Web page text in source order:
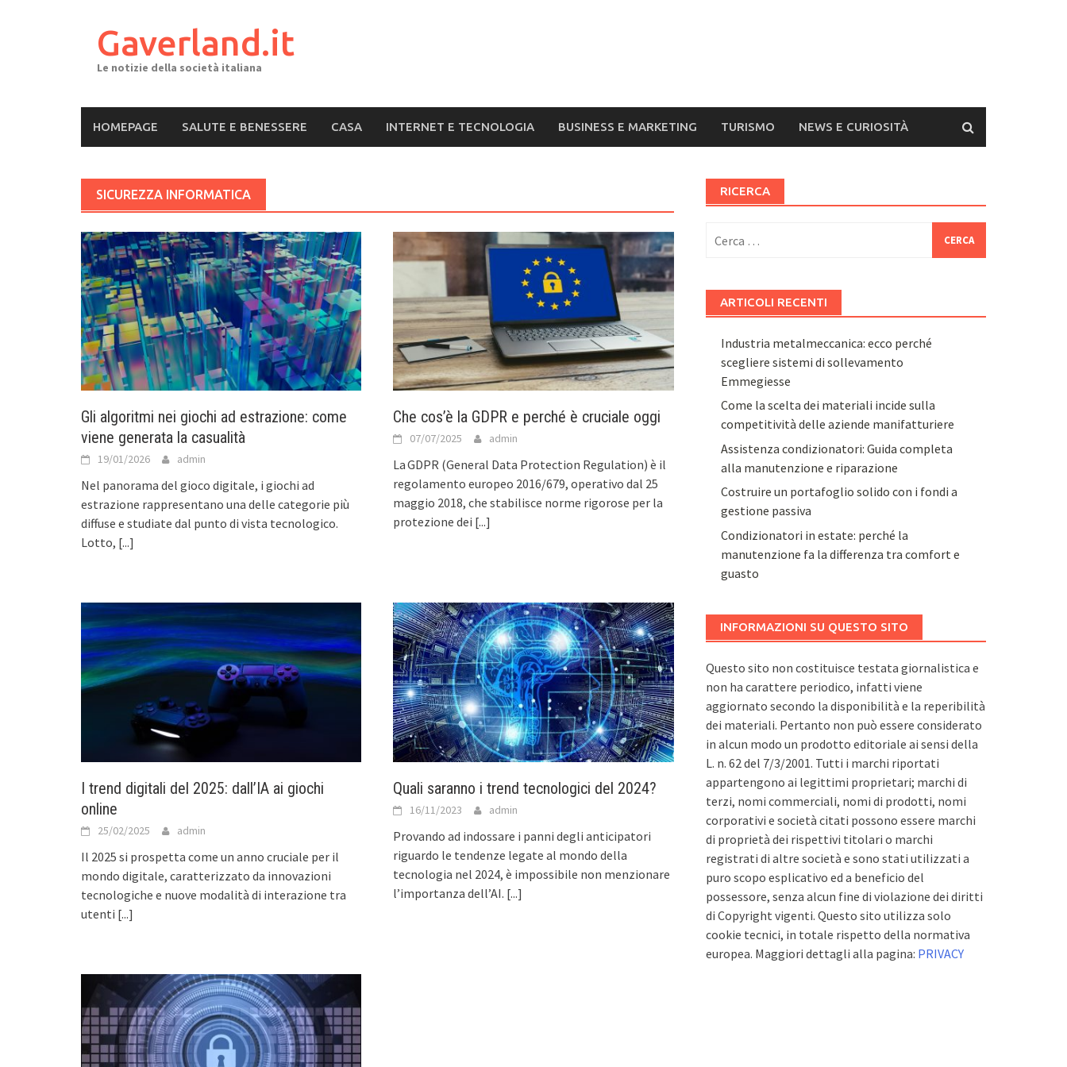
Gaverland.it
Le notizie della società italiana
HOMEPAGE SALUTE E BENESSERE CASA INTERNET E TECNOLOGIA BUSINESS E MARKETING TURISMO NEWS E CURIOSITÀ
SICUREZZA INFORMATICA
Gli algoritmi nei giochi ad estrazione: come
viene generata la casualità
19/01/2026 admin
Nel panorama del gioco digitale, i giochi ad
estrazione rappresentano una delle categorie più
diffuse e studiate dal punto di vista tecnologico.
Lotto, [...]
Che cos’è la GDPR e perché è cruciale oggi
07/07/2025 admin
La GDPR (General Data Protection Regulation) è il
regolamento europeo 2016/679, operativo dal 25
maggio 2018, che stabilisce norme rigorose per la
protezione dei [...]
I trend digitali del 2025: dall’IA ai giochi
online
25/02/2025 admin
Il 2025 si prospetta come un anno cruciale per il
mondo digitale, caratterizzato da innovazioni
tecnologiche e nuove modalità di interazione tra
utenti [...]
Quali saranno i trend tecnologici del 2024?
16/11/2023 admin
Provando ad indossare i panni degli anticipatori
riguardo le tendenze legate al mondo della
tecnologia nel 2024, è impossibile non menzionare
l’importanza dell’AI. [...]
RICERCA
per:
ARTICOLI RECENTI
Industria metalmeccanica: ecco perché
scegliere sistemi di sollevamento
Emmegiesse
Come la scelta dei materiali incide sulla
competitività delle aziende manifatturiere
Assistenza condizionatori: Guida completa
alla manutenzione e riparazione
Costruire un portafoglio solido con i fondi a
gestione passiva
Condizionatori in estate: perché la
manutenzione fa la differenza tra comfort e
guasto
INFORMAZIONI SU QUESTO SITO
Questo sito non costituisce testata giornalistica e
non ha carattere periodico, infatti viene
aggiornato secondo la disponibilità e la reperibilità
dei materiali. Pertanto non può essere considerato
in alcun modo un prodotto editoriale ai sensi della
L. n. 62 del 7/3/2001. Tutti i marchi riportati
appartengono ai legittimi proprietari; marchi di
terzi, nomi commerciali, nomi di prodotti, nomi
corporativi e società citati possono essere marchi
di proprietà dei rispettivi titolari o marchi
registrati di altre società e sono stati utilizzati a
puro scopo esplicativo ed a beneficio del
possessore, senza alcun fine di violazione dei diritti
di Copyright vigenti. Questo sito utilizza solo
cookie tecnici, in totale rispetto della normativa
europea. Maggiori dettagli alla pagina: PRIVACY